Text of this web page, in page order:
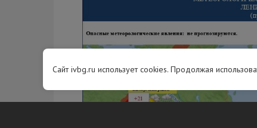
Сайт ivbg.ru использует cookies. Продолжая